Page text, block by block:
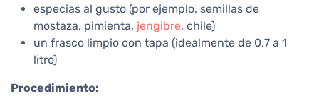
especias al gusto (por ejemplo, semillas de
mostaza, pimienta, jengibre, chile)
un frasco limpio con tapa (idealmente de 0,7 a 1
litro)
Procedimiento: